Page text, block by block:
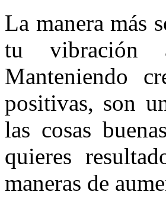
La manera más
tu vibración
Manteniendo
positivas, son
las cosas
quieres
maneras de